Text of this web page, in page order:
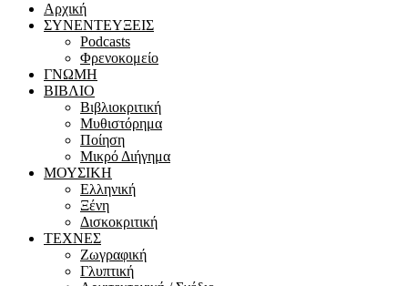
Αρχική
ΣΥΝΕΝΤΕΥΞΕΙΣ
Podcasts
Φρενοκομείο
ΓΝΩΜΗ
ΒΙΒΛΙΟ
Βιβλιοκριτική
Μυθιστόρημα
Ποίηση
Μικρό Διήγημα
ΜΟΥΣΙΚΗ
Ελληνική
Ξένη
Δισκοκριτική
ΤΕΧΝΕΣ
Ζωγραφική
Γλυπτική